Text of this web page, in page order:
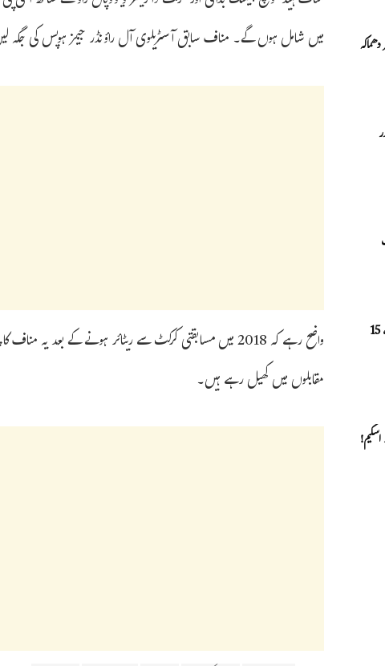
میں شامل ہوں گے۔ مناف سابق آسٹریلوی آل راؤنڈر جیمز ہوپس کی جگہ
واضح رہے کہ 2018 میں مسابقتی کرکٹ سے ریٹائر ہونے کے بعد
مقابلوں میں کھیل رہے ہیں۔
نماز جمعہ کے دوران مسجد کی دیوار گر گئی، 15